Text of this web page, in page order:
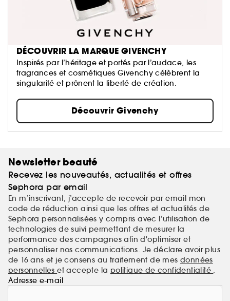
DÉCOUVRIR LA MARQUE GIVENCHY
Inspirés par l’héritage et portés par l’audace, les
fragrances et cosmétiques Givenchy célèbrent la
singularité et prônent la liberté de création.
Découvrir Givenchy
Newsletter beauté
Recevez les nouveautés, actualités et offres
Sephora par email
En m’inscrivant, j’accepte de recevoir par email mon
code de réduction ainsi que les offres et actualités de
Sephora personnalisées y compris avec l’utilisation de
technologies de suivi permettant de mesurer la
performance des campagnes afin d'optimiser et
personnaliser nos communications. Je déclare avoir plus
de 16 ans et je consens au traitement de mes données
personnelleset accepte la politique de confidentialité .
Adresse e-mail